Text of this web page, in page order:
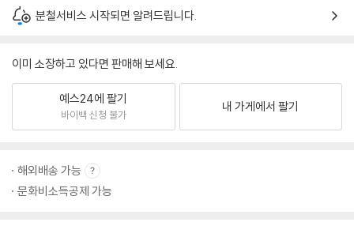
분철서비스 시작되면 알려드립니다.
이미 소장하고 있다면 판매해 보세요.
예스24에 팔기
바이백 신청 불가
내 가게에서 팔기
해외배송 가능
문화비소득공제 가능